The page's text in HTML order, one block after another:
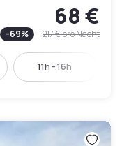
68 €
-69% 217 €pro Nacht
11h - 16h